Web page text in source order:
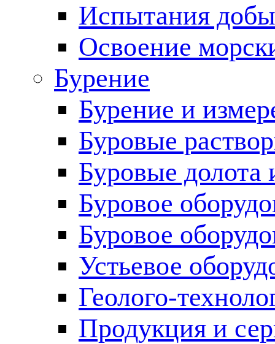
Испытания
Освоение
Бурение
Бурение и
Буровые
Буровые долота
Буровое
Буровое
Устьевое
Геолого-
Продукция и